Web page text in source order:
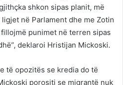
shkon sipas planit, më
në Parlament dhe me Zotin
punimet në terren sipas
deklaroi Hristijan Mickoski.
të opozitës se kredia do të
porositi se migrantë nuk